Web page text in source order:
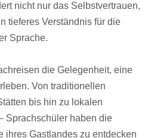
nicht nur das Selbstvertrauen,
tieferes Verständnis für die
Sprache.
die Gelegenheit, eine
Von traditionellen
bis hin zu lokalen
Sprachschüler haben die
ihres Gastlandes zu entdecken